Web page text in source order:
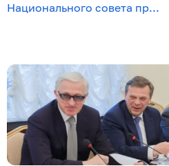
Национального совета пр...